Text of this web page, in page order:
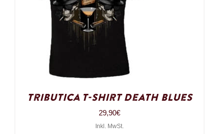
Tributica T-Shirt Death Blues
29,90€
Inkl. MwSt.